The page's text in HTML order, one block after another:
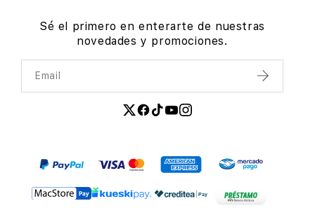
Sé el primero en enterarte de nuestras
novedades y promociones.
Email